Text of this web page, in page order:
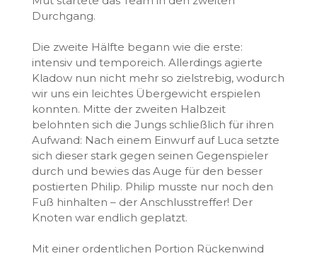
Durchgang.
​Die zweite Hälfte begann wie die erste:
intensiv und temporeich. Allerdings agierte
Kladow nun nicht mehr so zielstrebig, wodurch
wir uns ein leichtes Übergewicht erspielen
konnten. Mitte der zweiten Halbzeit
belohnten sich die Jungs schließlich für ihren
Aufwand: Nach einem Einwurf auf Luca setzte
sich dieser stark gegen seinen Gegenspieler
durch und bewies das Auge für den besser
postierten Philip. Philip musste nur noch den
Fuß hinhalten – der Anschlusstreffer! Der
Knoten war endlich geplatzt.
​Mit einer ordentlichen Portion Rückenwind